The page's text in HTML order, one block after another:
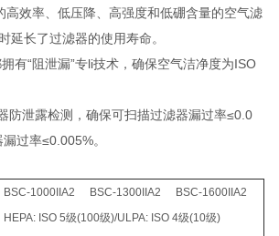
效率、低压降、高强度和低硼含量的空气滤
延长了过滤器的使用寿命。
有“阻泄漏”专li技术，确保空气洁净度为ISO
防泄露检测，确保可扫描过滤器漏过率≤0.0
过率≤0.005%。
BSC-1000IIA2 BSC-1300IIA2
BSC-1600IIA2
HEPA: ISO 5级(100级)/ULPA: ISO 4级(10级)